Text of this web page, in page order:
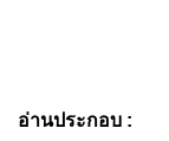
อ่านประกอบ :